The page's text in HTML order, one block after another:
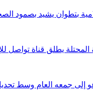
بتطوان يشيد بصمود
يطلق قناة تواصل
إلى جمعه العام وسط